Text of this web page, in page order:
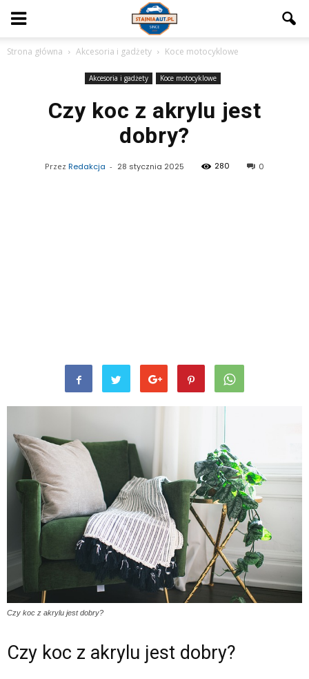
Strona główna Akcesoria i gadżety Koce motocyklowe
Akcesoria i gadżety Koce motocyklowe
Czy koc z akrylu jest
dobry?
Przez Redakcja - 28 stycznia 2025 280 0
Czy koc z akrylu jest dobry?
Czy koc z akrylu jest dobry?